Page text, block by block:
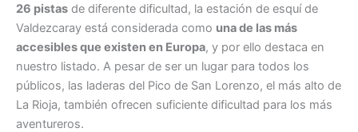
26 pistas de diferente dificultad, la estación de esquí de
Valdezcaray está considerada como una de las más
accesibles que existen en Europa, y por ello destaca en
nuestro listado. A pesar de ser un lugar para todos los
públicos, las laderas del Pico de San Lorenzo, el más alto de
La Rioja, también ofrecen suficiente dificultad para los más
aventureros.